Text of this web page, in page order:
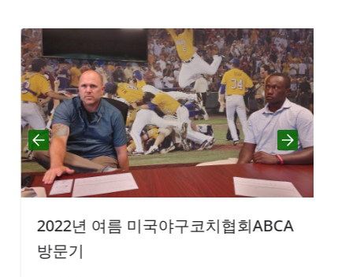
2022년 여름 미국야구코치협회ABCA
방문기